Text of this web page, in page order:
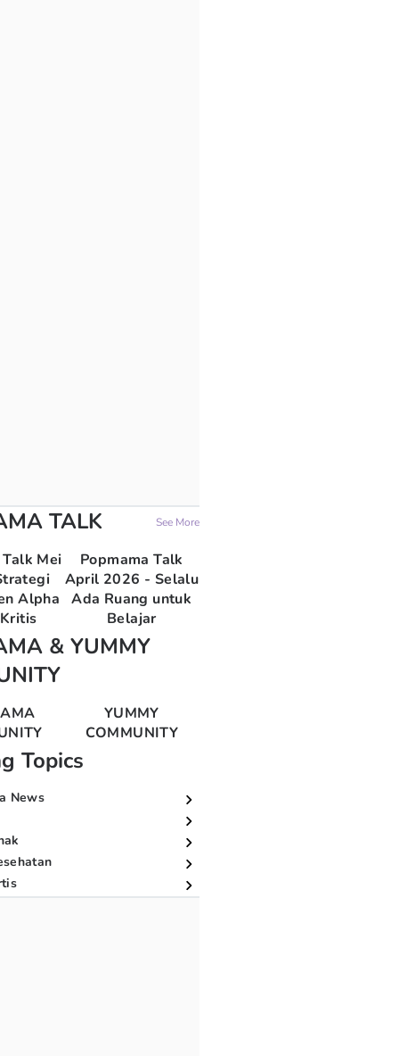
TALK See More
Mei
Alpha
Popmama Talk
April 2026 - Selalu
Ada Ruang untuk
Belajar
& YUMMY
YUMMY
COMMUNITY
Topics
News